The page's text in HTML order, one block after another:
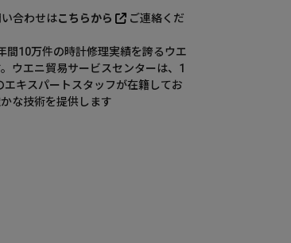
合わせはこちらから
ご連絡くだ
10万件の時計修理実績を誇るウエ
ウエニ貿易サービスセンターは、1
キスパートスタッフが在籍してお
な技術を提供します